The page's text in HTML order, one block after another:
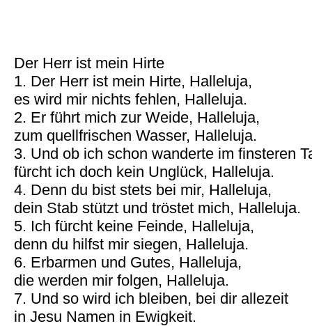
Der Herr ist mein Hirte
1. Der Herr ist mein Hirte, Halleluja,
es wird mir nichts fehlen, Halleluja.
2. Er führt mich zur Weide, Halleluja,
zum quellfrischen Wasser, Halleluja.
3. Und ob ich schon wanderte im finsteren
fürcht ich doch kein Unglück, Halleluja.
4. Denn du bist stets bei mir, Halleluja,
dein Stab stützt und tröstet mich, Halleluja.
5. Ich fürcht keine Feinde, Halleluja,
denn du hilfst mir siegen, Halleluja.
6. Erbarmen und Gutes, Halleluja,
die werden mir folgen, Halleluja.
7. Und so wird ich bleiben, bei dir allezeit
in Jesu Namen in Ewigkeit.